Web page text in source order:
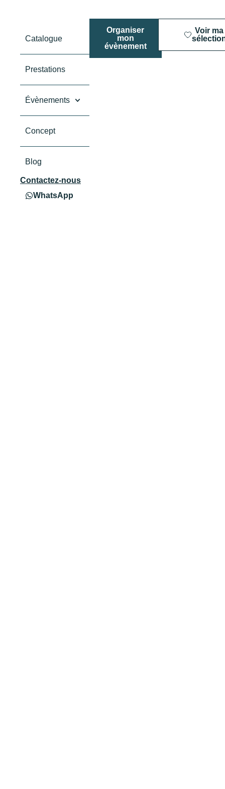
Catalogue
Prestations
Évènements
Concept
Blog
Organiser
mon
évènement
Voir ma
Contactez-nous
WhatsApp